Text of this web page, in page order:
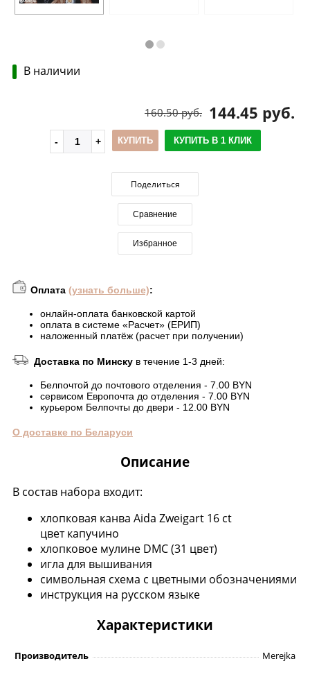
В наличии
144.45 руб.
160.50 руб.
КУПИТЬ КУПИТЬ В 1 КЛИК
Поделиться
Сравнение
Избранное
Оплата (узнать больше):
онлайн-оплата банковской картой
оплата в системе «Расчет» (ЕРИП)
наложенный платёж (расчет при получении)
Доставка по Минску в течение 1-3 дней:
Белпочтой до почтового отделения - 7.00 BYN
сервисом Европочта до отделения - 7.00 BYN
курьером Белпочты до двери - 12.00 BYN
О доставке по Беларуси
Описание
В состав набора входит:
хлопковая канва Aida Zweigart 16 ct
цвет капучино
хлопковое мулине DMC (31 цвет)
игла для вышивания
символьная схема с цветными обозначениями
инструкция на русском языке
Характеристики
Производитель Merejka